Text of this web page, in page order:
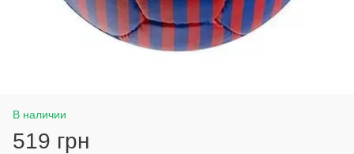
В наличии
519 грн